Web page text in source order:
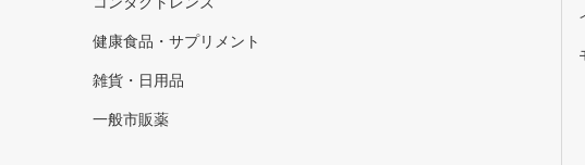
健康食品・サプリメント
雑貨・日用品
一般市販薬